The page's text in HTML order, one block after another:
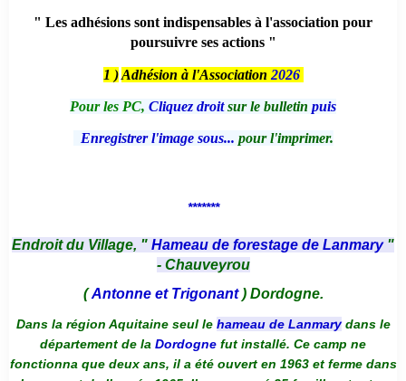
" Les adhésions sont indispensables à l'association pour
poursuivre ses actions "
1 ) Adhésion à l'Association 2026
Pour les PC, Cliquez droitsur le bulletin puis
Enregistrer l'image sous... pour l'imprimer.
*******
Endroit du Village, " Hameau de forestage de Lanmary "
- Chauveyrou
(Antonne et Trigonant) Dordogne.
Dans la région Aquitaine seul le hameau de Lanmarydans le
département de la Dordogne fut installé. Ce camp ne
fonctionna que deux ans, il a été ouvert en 1963 et ferme dans